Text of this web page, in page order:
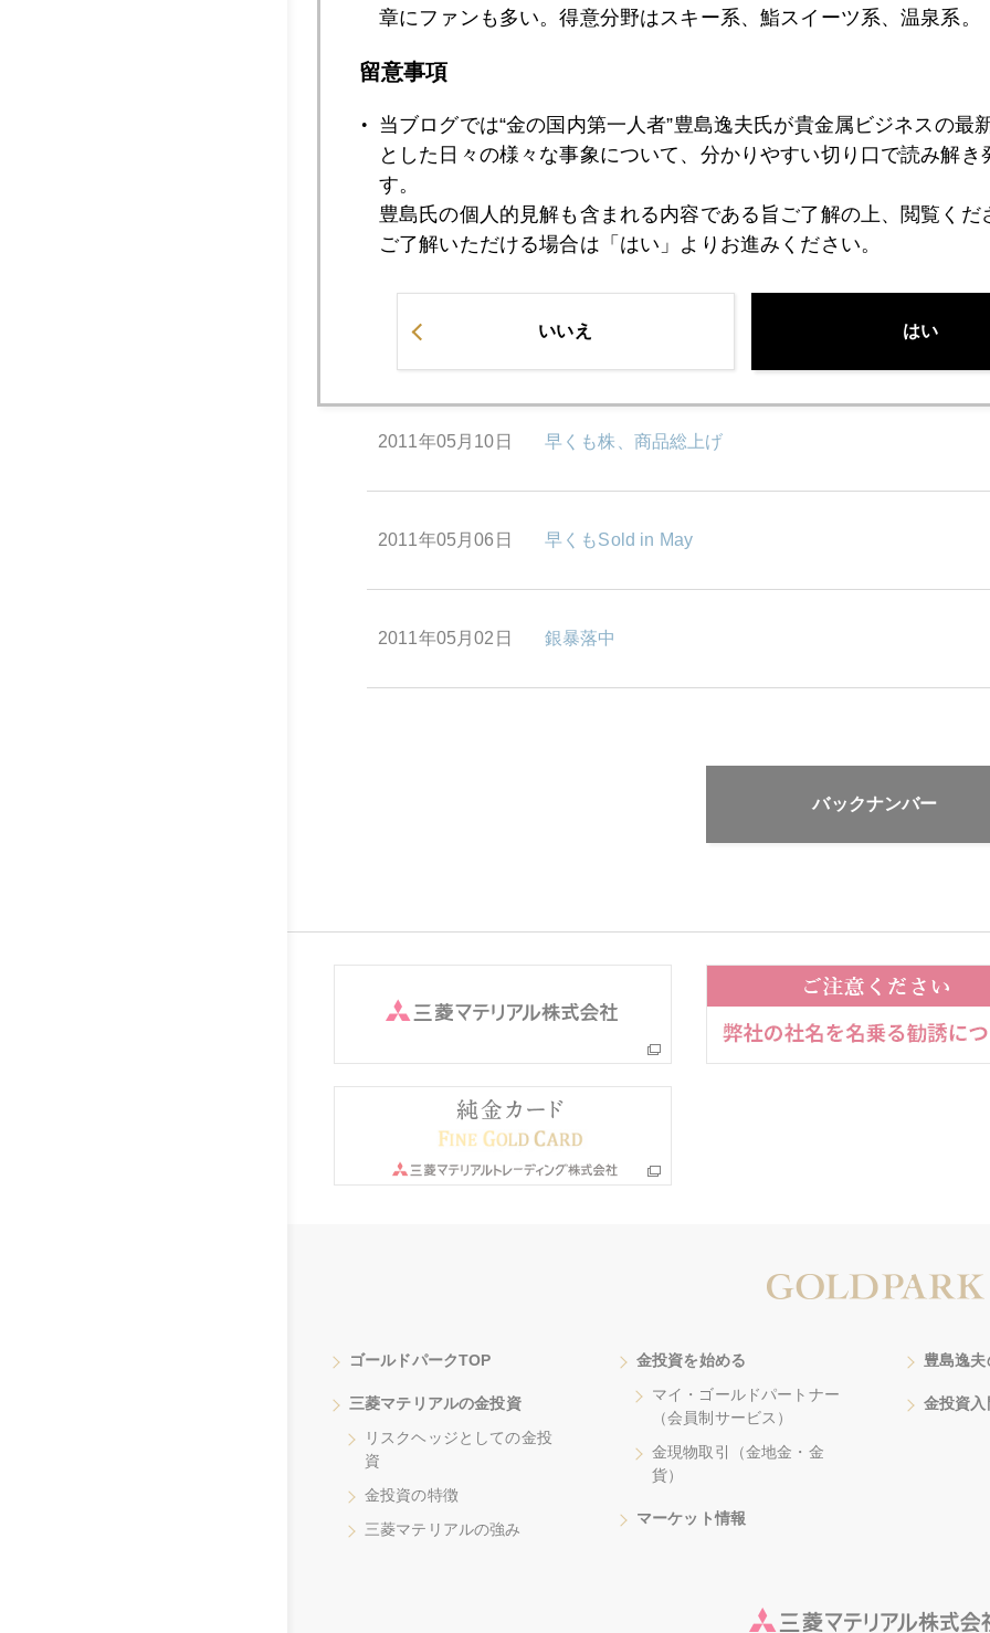
2011年05月16日 ユーロが台風の目
2011年05月12日 ドル高、商品安
2011年05月11日 楽観論で育つ株式、悲観論で育つ債券
2011年05月10日 早くも株、商品総上げ
2011年05月06日 早くもSold in May
2011年05月02日 銀暴落中
バックナンバー
ゴールドパークTOP
三菱マテリアルの金投資
リスクヘッジとしての金投
資
金投資の特徴
三菱マテリアルの強み
金投資を始める
マイ・ゴールドパートナー
（会員制サービス）
金現物取引（金地金・金
貨）
マーケット情報
豊島逸
金投資入
章にファンも多い。得意分野はスキー系、鮨スイーツ系、温泉系。
留意事項
当ブログでは“金の国内第一人者”豊島逸夫氏が貴金属ビジネスの最
とした日々の様々な事象について、分かりやすい切り口で読み解き
す。
豊島氏の個人的見解も含まれる内容である旨ご了解の上、閲覧くだ
ご了解いただける場合は「はい」よりお進みください。
いいえ はい